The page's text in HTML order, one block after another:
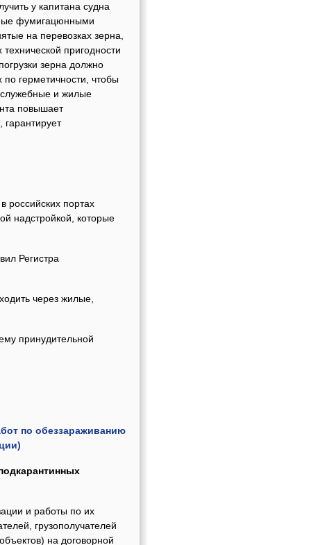
у капитана судна
фумигацюнными
на перевозках зерна,
пригодности
зерна должно
герметичности, чтобы
служебные и жилые
повышает
российских портах
надстройкой, которые
Регистра
через жилые,
принудительной
по обеззараживанию
)
и работы по их
грузополучателей
на договорной